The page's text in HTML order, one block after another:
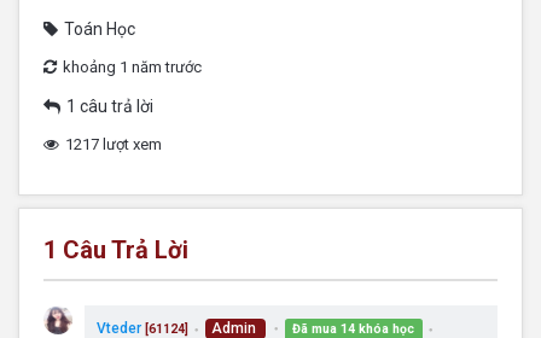
Toán Học
khoảng 1 năm trước
1 câu trả lời
1217 lượt xem
1 Câu Trả Lời
Vteder [61124] ● Admin ● Đã mua 14 khóa học ●